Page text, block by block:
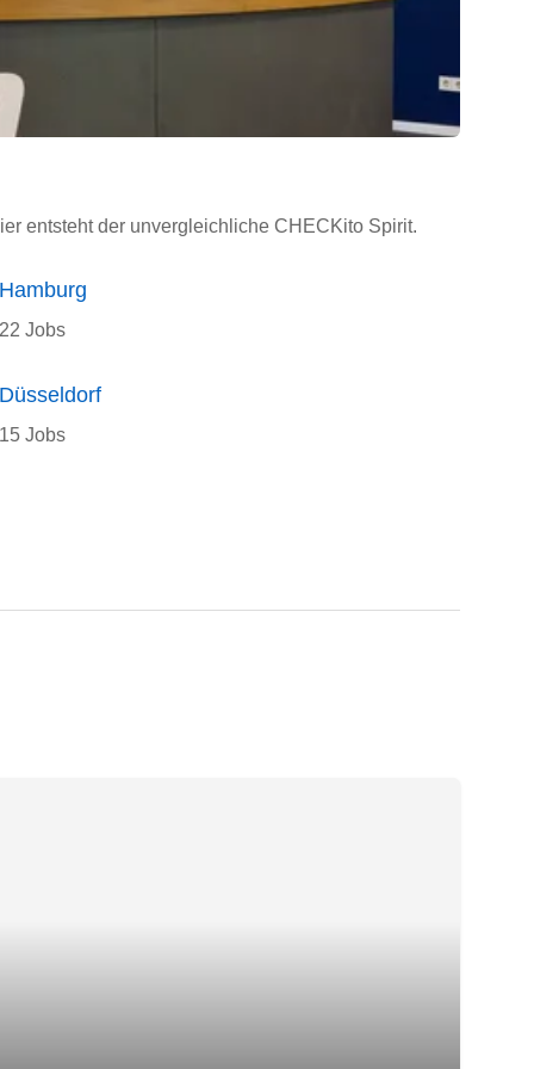
entsteht der unvergleichliche CHECKito Spirit.
Hamburg
22 Jobs
Düsseldorf
15 Jobs